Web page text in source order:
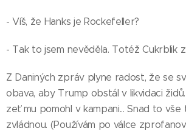
- Víš, že Hanks je Rockefeller?
- Tak to jsem nevěděla. Totéž Cukrblik z
Z Daniných zpráv plyne radost, že se
obava, aby Trump obstál v likvidaci
zeť mu pomohl v kampani... Snad to
zvládnou. (Používám po válce